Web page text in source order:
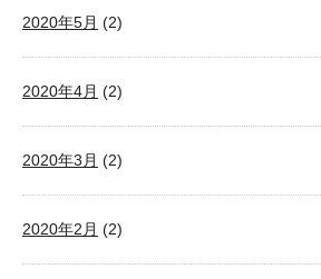
2020年5月 (2)
2020年4月 (2)
2020年3月 (2)
2020年2月 (2)